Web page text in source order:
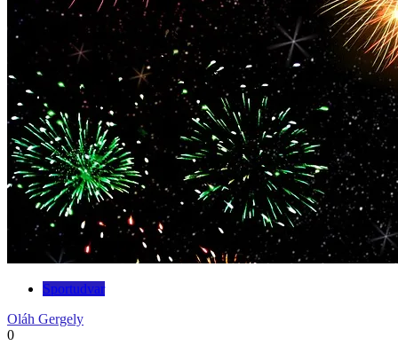
Sportudvar
Oláh Gergely
0